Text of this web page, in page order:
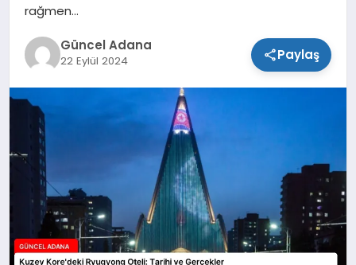
rağmen…
Güncel Adana
22 Eylül 2024 Paylaş